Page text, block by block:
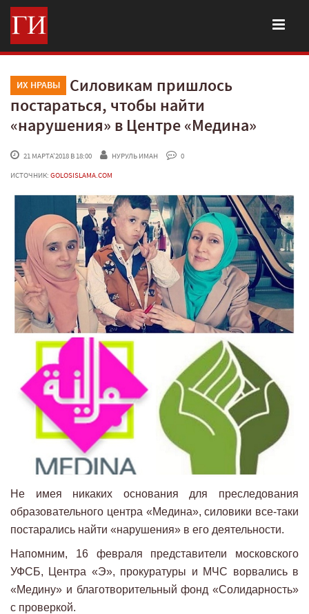
ИХ НРАВЫ
Силовикам пришлось
постараться, чтобы найти
«нарушения» в Центре «Медина»
21 МАРТА'2018 В 18:00 НУРУЛЬ ИМАН
0
ИСТОЧНИК: GOLOSISLAMA.COM
Не имея никаких основания для преследования
образовательного центра «Медина», силовики все-таки
постарались найти «нарушения» в его деятельности.
Напомним, 16 февраля представители московского
УФСБ, Центра «Э», прокуратуры и МЧС ворвались в
«Медину» и благотворительный фонд «Солидарность»
с проверкой.